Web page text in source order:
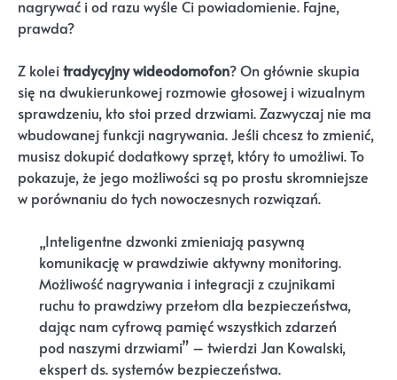
nagrywać i od razu wyśle Ci powiadomienie. Fajne,
prawda?
Z koleitradycyjny wideodomofon? On głównie skupia
się na dwukierunkowej rozmowie głosowej i wizualnym
sprawdzeniu, kto stoi przed drzwiami. Zazwyczaj nie ma
wbudowanej funkcji nagrywania. Jeśli chcesz to zmienić,
musisz dokupić dodatkowy sprzęt, który to umożliwi. To
pokazuje, że jego możliwości są po prostu skromniejsze
w porównaniu do tych nowoczesnych rozwiązań.
„Inteligentne dzwonki zmieniają pasywną
komunikację w prawdziwie aktywny monitoring.
Możliwość nagrywania i integracji z czujnikami
ruchu to prawdziwy przełom dla bezpieczeństwa,
dając nam cyfrową pamięć wszystkich zdarzeń
pod naszymi drzwiami” – twierdzi Jan Kowalski,
ekspert ds. systemów bezpieczeństwa.